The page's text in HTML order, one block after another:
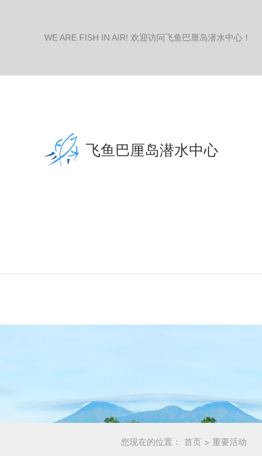
WE ARE FISH IN AIR! 欢迎访问飞鱼巴厘岛潜水中心！
飞鱼巴厘岛潜水中心
您现在的位置： 首页 > 重要活动